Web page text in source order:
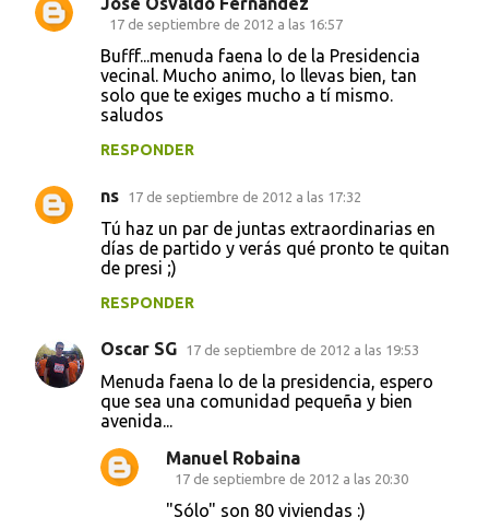
17 de septiembre de 2012 a las 16:57
Bufff...menuda faena lo de la Presidencia
vecinal. Mucho animo, lo llevas bien, tan
solo que te exiges mucho a tí mismo.
saludos
RESPONDER
ns 17 de septiembre de 2012 a las 17:32
Tú haz un par de juntas extraordinarias en
días de partido y verás qué pronto te quitan
de presi ;)
RESPONDER
Oscar SG 17 de septiembre de 2012 a las 19:53
Menuda faena lo de la presidencia, espero
que sea una comunidad pequeña y bien
avenida...
Manuel Robaina
17 de septiembre de 2012 a las 20:30
"Sólo" son 80 viviendas :)